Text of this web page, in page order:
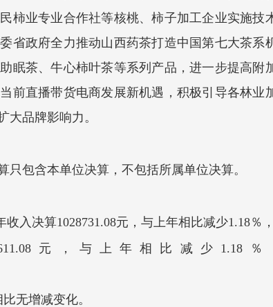
柿业专业合作社等核桃、柿子加工企业实施技
省政府全力推动山西药茶打造中国第七大茶
眠茶、牛心柿叶茶等系列产品，进一步提高附
前直播带货电商发展新机遇，积极引导各林
大品牌影响力。
包含本单位决算，不包括所属单位决算。
收入决算1028731.08元，与上年相比减少1.18％
元，与上年相比减少1.18
无增减变化。